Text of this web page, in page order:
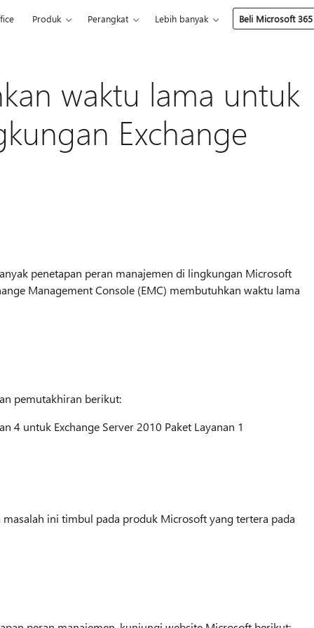
Produk Perangkat Lebih banyak Beli Microsoft 365
waktu lama untuk
Exchange
penetapan peran manajemen di lingkungan Microsoft
Management Console (EMC) membutuhkan waktu lama
pemutakhiran berikut:
4 untuk Exchange Server 2010 Paket Layanan 1
ini timbul pada produk Microsoft yang tertera pada